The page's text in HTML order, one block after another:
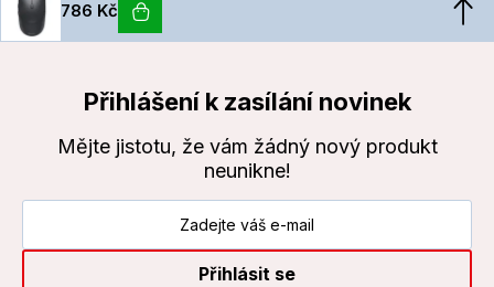
786 Kč
Přihlášení k zasílání novinek
Mějte jistotu, že vám žádný nový produkt
neunikne!
Přihlásit se